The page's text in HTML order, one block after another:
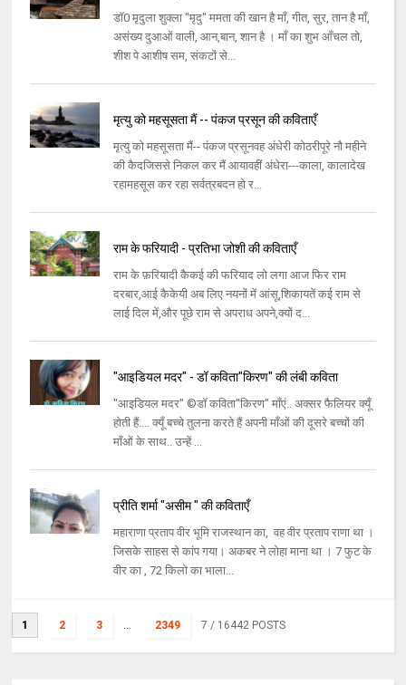
डॉ0 मृदुला शुक्ला "मृदु" ममता की खान है माँ, गीत, सुर, तान है माँ,
असंख्य दुआओं वाली, आन,बान, शान है । माँ का शुभ आँचल तो,
शीश पे आशीष सम, संकटों से...
मृत्यु को महसूसता मैं -- पंकज प्रसून की कविताएँ
मृत्यु को महसूसता मैं-- पंकज प्रसूनवह अंधेरी कोठरीपूरे नौ महीने
की कैदजिससे निकल कर मैं आयावहीं अंधेरा---काला, कालादेख
रहामहसूस कर रहा सर्वत्रबदन हो र...
राम के फरियादी - प्रतिभा जोशी की कविताएँ
राम के फ़रियादी कैकई की फरियाद लो लगा आज फिर राम
दरबार,आई कैकेयी अब लिए नयनों में आंसू,शिकायतें कई राम से
लाई दिल में,और पूछे राम से अपराध अपने,क्यों द...
"आइडियल मदर" - डॉ कविता"किरण" की लंबी कविता
"आइडियल मदर" ©डॉ कविता"किरण" माँएं.. अक्सर फैलियर क्यूँ
होती हैं.... क्यूँ बच्चे तुलना करते हैं अपनी माँओं की दूसरे बच्चों की
माँओं के साथ.. उन्हें ...
प्रीति शर्मा "असीम " की कविताएँ
महाराणा प्रताप वीर भूमि राजस्थान का, वह वीर प्रताप राणा था ।
जिसके साहस से कांप गया। अकबर ने लोहा माना था । 7 फुट के
वीर का , 72 किलो का भाला...
1 2 3 ... 2349 7 / 16442 POSTS